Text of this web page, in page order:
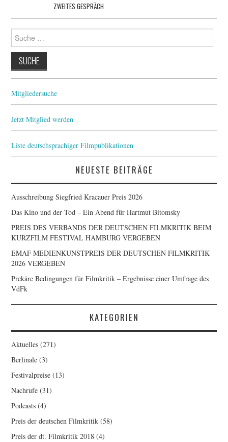
ZWEITES GESPRÄCH
Suche
nach:
Mitgliedersuche
Jetzt Mitglied werden
Liste deutschsprachiger Filmpublikationen
NEUESTE BEITRÄGE
Ausschreibung Siegfried Kracauer Preis 2026
Das Kino und der Tod – Ein Abend für Hartmut Bitomsky
PREIS DES VERBANDS DER DEUTSCHEN FILMKRITIK BEIM
KURZFILM FESTIVAL HAMBURG VERGEBEN
EMAF MEDIENKUNSTPREIS DER DEUTSCHEN FILMKRITIK
2026 VERGEBEN
Prekäre Bedingungen für Filmkritik – Ergebnisse einer Umfrage des
VdFk
KATEGORIEN
Aktuelles (271)
Berlinale (3)
Festivalpreise (13)
Nachrufe (31)
Podcasts (4)
Preis der deutschen Filmkritik (58)
Preis der dt. Filmkritik 2018 (4)